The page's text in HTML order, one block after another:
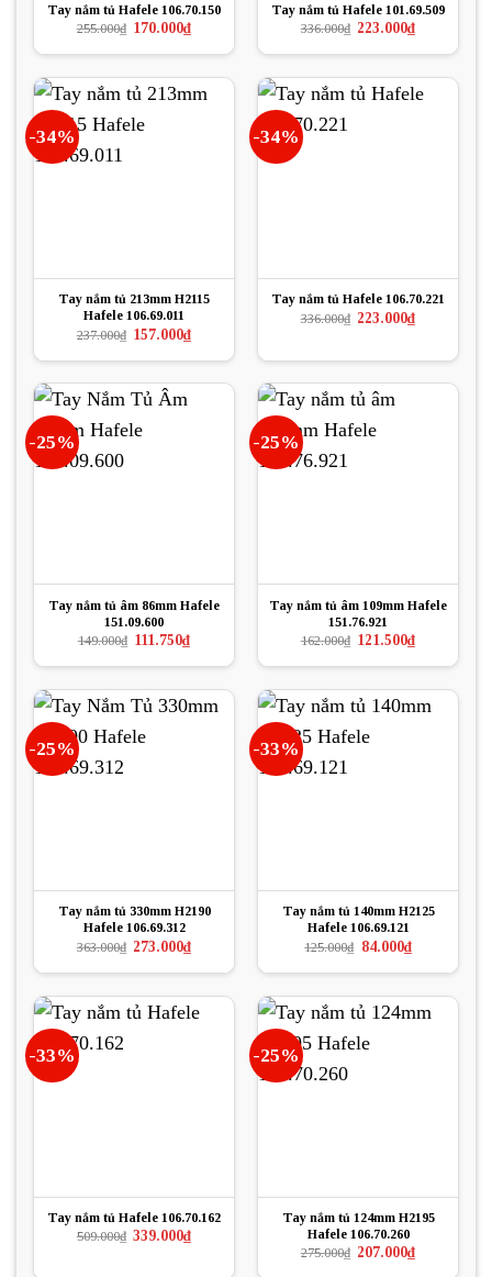
Tay nắm tủ Hafele 106.70.150
255.000₫ Giá
là:
170.000₫Giá
hiện
tại
170.000₫.
Tay nắm tủ Hafele 101.69.509
336.000₫ Giá
là:
223.000₫Giá
hiện
tại
223.000₫.
-34%
Tay nắm tủ 213mm H2115
Hafele 106.69.011
237.000₫ Giá
là:
157.000₫Giá
hiện
tại
157.000₫.
-34%
Tay nắm tủ Hafele 106.70.221
336.000₫ Giá
223.000₫Giá
hiện
-25%
Tay nắm tủ âm 86mm Hafele
151.09.600
149.000₫ Giá
là:
111.750₫Giá
hiện
tại
111.750₫.
-25%
Tay nắm tủ âm 109mm Hafele
151.76.921
162.000₫ Giá
là:
121.500₫Giá
hiện
tại
121.500₫.
-25%
Tay nắm tủ 330mm H2190
Hafele 106.69.312
363.000₫ Giá
là:
273.000₫Giá
hiện
tại
273.000₫.
-33%
Tay nắm tủ 140mm H2125
Hafele 106.69.121
125.000₫ Giá
là:
84.000₫Giá
hiện
tại
84.000₫.
-33%
Tay nắm tủ Hafele 106.70.162
509.000₫ Giá
339.000₫Giá
hiện
-25%
Tay nắm tủ 124mm H2195
Hafele 106.70.260
275.000₫ Giá
207.000₫Giá
hiện